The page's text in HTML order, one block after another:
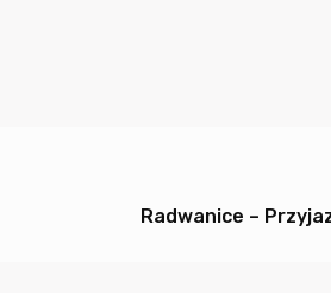
Radwanice –